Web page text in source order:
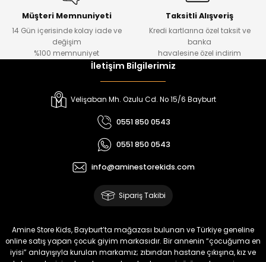
Kampçı Minik Erkek Çocuk 2'li Şortlu Takım
Kampçı Minik Erkek Çocuk 2'li Şortlu Takım
₺ 500
₺ 350
Müşteri Memnuniyeti
14 Gün içerisinde kolay iade ve
değişim
%100 memnuniyet
Taksitli Alışveriş
Kredi kartlarına özel taksit ve
banka
havalesine özel indirim
İletişim Bilgilerimiz
Velişaban Mh. Ozulu Cd. No 15/6 Bayburt
0551 850 0543
0551 850 0543
info@aminestorekids.com
Sipariş Takibi
Amine Store Kids, Bayburt’ta mağazası bulunan ve Türkiye geneline
online satış yapan çocuk giyim markasıdır. Bir annenin “çocuğuma en
iyisi” anlayışıyla kurulan markamız; zıbından hastane çıkışına, kız ve